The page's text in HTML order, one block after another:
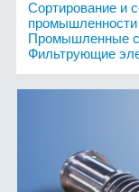
Сортирование и
промышленности
Промышленные
Фильтрующие